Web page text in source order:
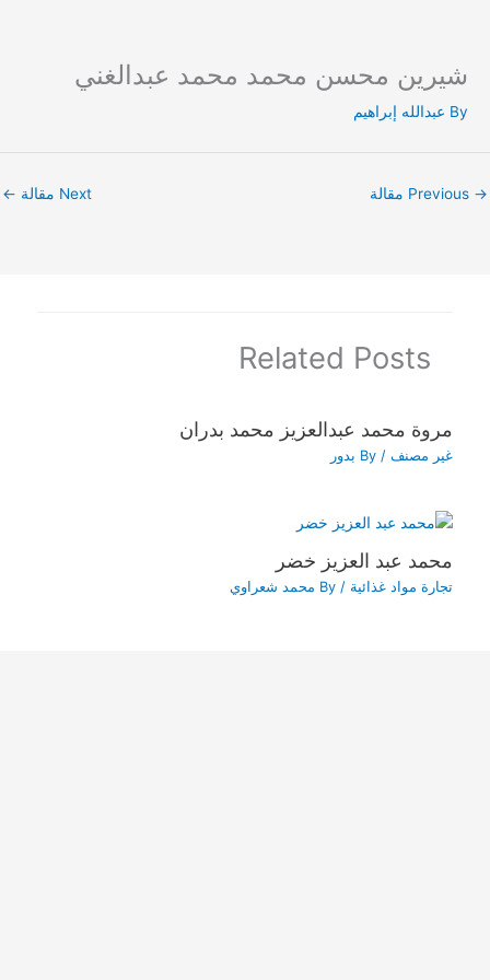
Skip
content
شيرين محسن محمد محمد عبدالغني
By عبدالله إبراهيم
→ Next مقالة ←
Related Posts
مروة محمد عبدالعزيز محمد بدران
غير مصنف / By بدور
محمد عبد العزيز خضر
تجارة مواد غذائية / By محمد شعراوي